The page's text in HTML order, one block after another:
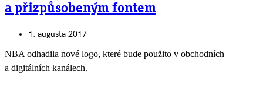
a přizpůsobeným fontem
1. augusta 2017
NBA odhadila nové logo, které bude použito v obchodních
a digitálních kanálech.